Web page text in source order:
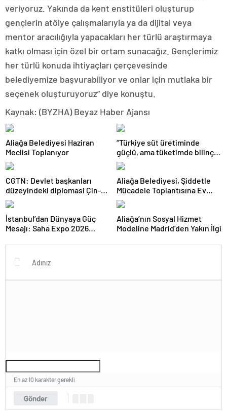
veriyoruz. Yakında da kent enstitüleri oluşturup
gençlerin atölye çalışmalarıyla ya da dijital veya
mentor aracılığıyla yapacakları her türlü araştırmaya
katkı olması için özel bir ortam sunacağız. Gençlerimiz
her türlü konuda ihtiyaçları çerçevesinde
belediyemize başvurabiliyor ve onlar için mutlaka bir
seçenek oluşturuyoruz” diye konuştu.
Kaynak: (BYZHA) Beyaz Haber Ajansı
Aliağa Belediyesi Haziran
Meclisi Toplanıyor
“Türkiye süt üretiminde
güçlü, ama tüketimde bilinç
şart”
CGTN: Devlet başkanları
düzeyindeki diplomasi Çin-
Rusya arasındaki büyüyen
ortaklığı güçlendiriyor
Aliağa Belediyesi, Şiddetle
Mücadele Toplantısına Ev
Sahipliği Yaptı
İstanbul’dan Dünyaya Güç
Mesajı: Saha Expo 2026
Aliağa’nın Sosyal Hizmet
Modeline Madrid’den Yakın İlgi
Gönder
En az 10 karakter gerekli